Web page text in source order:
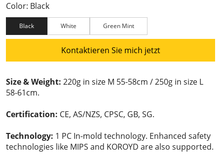
Color: Black
Black White Green Mint
Kontaktieren Sie mich jetzt
Size & Weight: 220g in size M 55-58cm / 250g in size L
58-61cm.
Certification: CE, AS/NZS, CPSC, GB, SG.
Technology: 1 PC In-mold technology. Enhanced safety
technologies like MIPS and KOROYD are also supported.